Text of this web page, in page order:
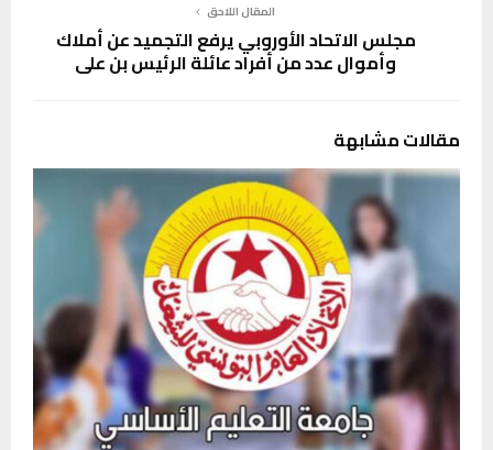
المقال اللاحق
مجلس الاتحاد الأوروبي يرفع التجميد عن أملاك
وأموال عدد من أفراد عائلة الرئيس بن علي
مقالات مشابهة